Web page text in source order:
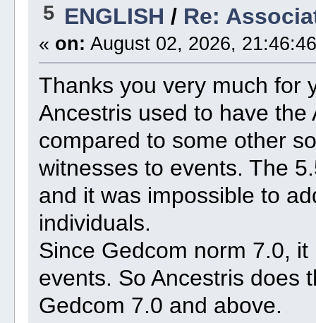
5 ENGLISH / Re:
« on: August 02, 2026,
Thanks you very much for
Ancestris used to have
compared to some other
witnesses to events. The
and it was impossible to
individuals.
Since Gedcom norm 7.0,
events. So Ancestris does
Gedcom 7.0 and above.